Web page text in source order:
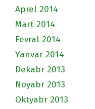
Aprel 2014
Mart 2014
Fevral 2014
Yanvar 2014
Dekabr 2013
Noyabr 2013
Oktyabr 2013